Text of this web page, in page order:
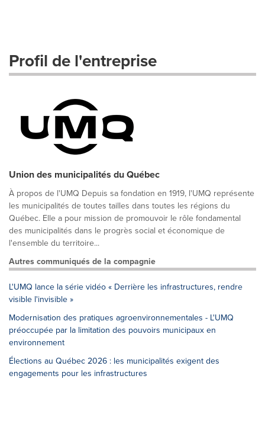
Profil de l'entreprise
Union des municipalités du Québec
À propos de l'UMQ Depuis sa fondation en 1919, l'UMQ représente
les municipalités de toutes tailles dans toutes les régions du
Québec. Elle a pour mission de promouvoir le rôle fondamental
des municipalités dans le progrès social et économique de
l'ensemble du territoire...
Autres communiqués de la compagnie
L'UMQ lance la série vidéo « Derrière les infrastructures, rendre
visible l'invisible »
Modernisation des pratiques agroenvironnementales - L'UMQ
préoccupée par la limitation des pouvoirs municipaux en
environnement
Élections au Québec 2026 : les municipalités exigent des
engagements pour les infrastructures